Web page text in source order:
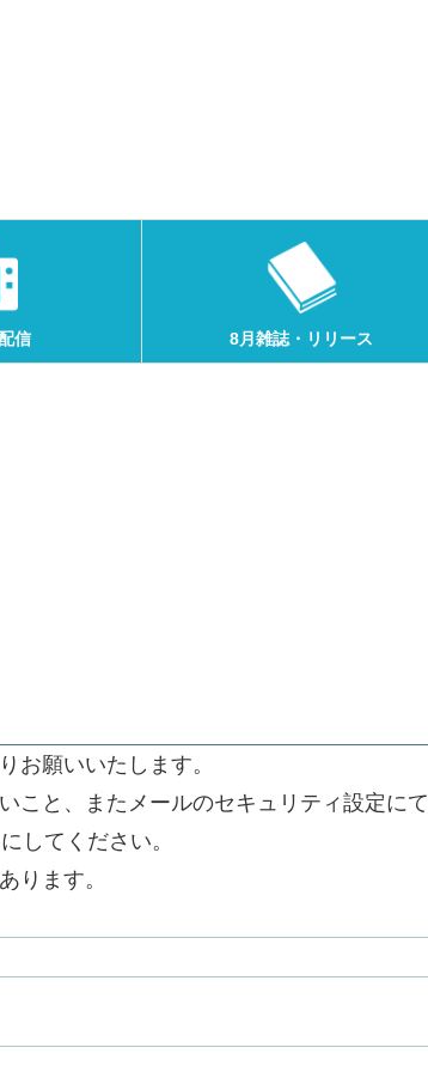
信 8月雑誌・リリース
お願いいたします。
こと、またメールのセキュリティ設定にて
してください。
ります。